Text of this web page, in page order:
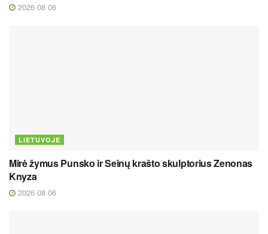
2026 08 06
LIETUVOJE
Mirė žymus Punsko ir Seinų krašto skulptorius Zenonas
Knyza
2026 08 06